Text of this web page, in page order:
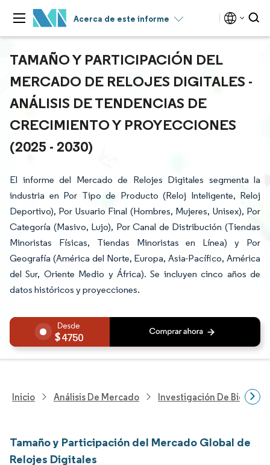
Acerca de este informe
TAMAÑO Y PARTICIPACIÓN DEL
MERCADO DE RELOJES DIGITALES -
ANÁLISIS DE TENDENCIAS DE
CRECIMIENTO Y PROYECCIONES
(2025 - 2030)
El informe del Mercado de Relojes Digitales segmenta la
industria en Por Tipo de Producto (Reloj Inteligente, Reloj
Deportivo), Por Usuario Final (Hombres, Mujeres, Unisex), Por
Categoría (Masivo, Lujo), Por Canal de Distribución (Tiendas
Minoristas Físicas, Tiendas Minoristas en Línea) y Por
Geografía (América del Norte, Europa, Asia-Pacífico, América
del Sur, Oriente Medio y África). Se incluyen cinco años de
datos históricos y proyecciones.
4750
Inicio Análisis De Mercado Investigación De Bienes
Tamaño y Participación del Mercado Global de
Relojes Digitales